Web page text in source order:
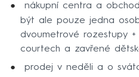
nákupní centra a
být ale pouze jedna
dvoumetrové rozestupy
courtech a zavřené
prodej v neděli a o